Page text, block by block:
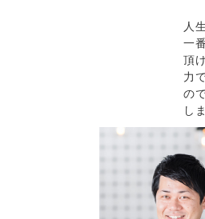
人
一
頂
力
の
し